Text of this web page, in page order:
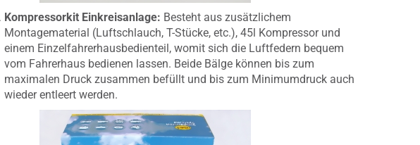
Kompressorkit Einkreisanlage: Besteht aus zusätzlichem
Montagematerial (Luftschlauch, T-Stücke, etc.), 45l Kompressor und
einem Einzelfahrerhausbedienteil, womit sich die Luftfedern bequem
vom Fahrerhaus bedienen lassen. Beide Bälge können bis zum
maximalen Druck zusammen befüllt und bis zum Minimumdruck auch
wieder entleert werden.